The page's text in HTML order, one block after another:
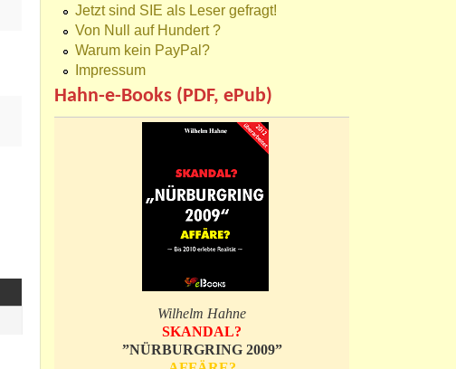
Jetzt sind SIE als Leser gefragt!
Von Null auf Hundert ?
Warum kein PayPal?
Impressum
Hahn-e-Books (PDF, ePub)
Wilhelm Hahne
SKANDAL?
”NÜRBURGRING 2009”